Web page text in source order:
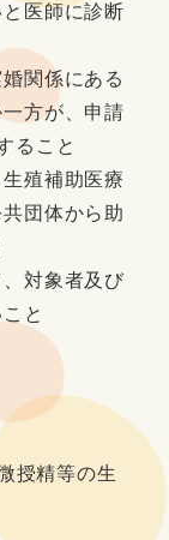
医師に診断
関係にある
方が、申請
ること
殖補助医療
団体から助
対象者及び
と
授精等の生